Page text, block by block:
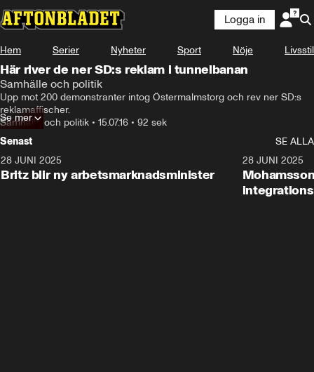
Logga in
Hem Serier Nyheter Sport Nöje Livsstil
Här river de ner SD:s reklam i tunnelbanan
Samhälle och politik
Upp mot 200 demonstranter intog Östermalmstorg och rev ner SD:s
reklamaffischer.
Samhälle och politik • 15.07.16 • 92 sek
Se mer
Senast
SE ALLA
28 JUNI 2025
Britz blir ny arbetsmarknadsminister
28 JUNI 2025